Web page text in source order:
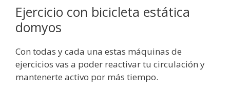
Ejercicio con bicicleta estática
domyos
Con todas y cada una estas máquinas de
ejercicios vas a poder reactivar tu circulación y
mantenerte activo por más tiempo.